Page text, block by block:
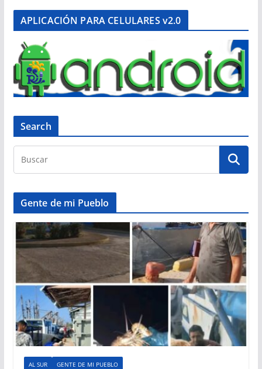
APLICACIÓN PARA CELULARES v2.0
Search
Gente de mi Pueblo
AL SUR GENTE DE MI PUEBLO